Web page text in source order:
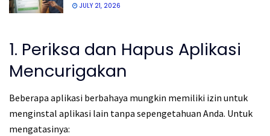
JULY 21, 2026
1. Periksa dan Hapus Aplikasi
Mencurigakan
Beberapa aplikasi berbahaya mungkin memiliki izin untuk
menginstal aplikasi lain tanpa sepengetahuan Anda. Untuk
mengatasinya: